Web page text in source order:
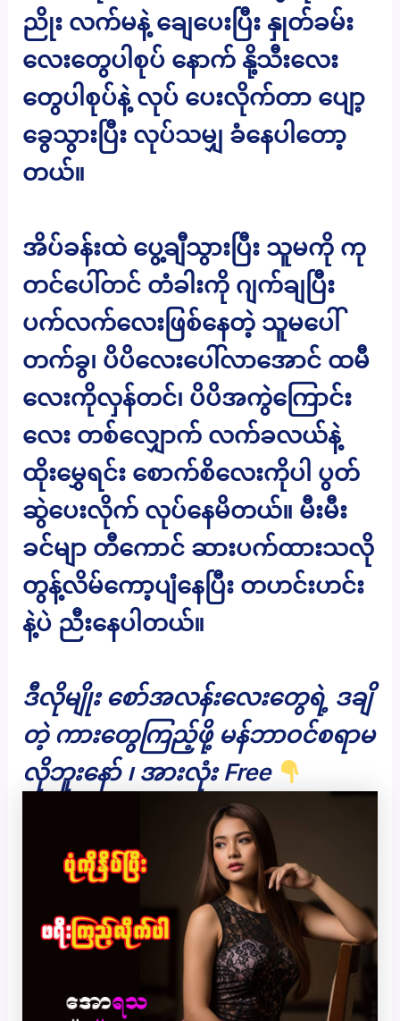
ညိုး လက်မနဲ့ ချေပေးပြီး နှုတ်ခမ်း
လေးတွေပါစုပ် နောက် နို့သီးလေး
တွေပါစုပ်နဲ့ လုပ် ပေးလိုက်တာ ပျော့
ခွေသွားပြီး လုပ်သမျှ ခံနေပါတော့
တယ်။
အိပ်ခန်းထဲ ပွေ့ချီသွားပြီး သူမကို ကု
တင်ပေါ်တင် တံခါးကို ဂျက်ချပြီး
ပက်လက်လေးဖြစ်နေတဲ့ သူမပေါ်
တက်ခွ၊ ပိပိလေးပေါ်လာအောင် ထမီ
လေးကိုလှန်တင်၊ ပိပိအကွဲကြောင်း
လေး တစ်လျှောက် လက်ခလယ်နဲ့
ထိုးမွှေရင်း စောက်စိလေးကိုပါ ပွတ်
ဆွဲပေးလိုက် လုပ်နေမိတယ်။ မီးမီး
ခင်မျာ တီကောင် ဆားပက်ထားသလို
တွန့်လိမ်ကော့ပျံနေပြီး တဟင်းဟင်း
နဲ့ပဲ ညီးနေပါတယ်။
ဒီလိုမျိုး စော်အလန်းလေးတွေရဲ့ ဒချိ
တဲ့ ကားတွေကြည့်ဖို့ မန်ဘာဝင်စရာမ
လိုဘူးနော် ၊ အားလုံး Free